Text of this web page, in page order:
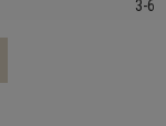
3-6